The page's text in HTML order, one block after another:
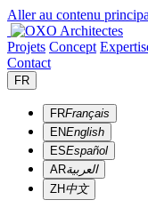
Aller au contenu
Projets Concept
Contact
FR
FRFrançais
ENEnglish
ESEspañol
ARالعربية
ZH中文